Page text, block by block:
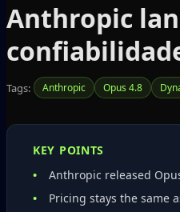
Anthropic
Tags: Anthropic Opus 4.8
KEY POINTS
Anthropic released
Pricing stays the same